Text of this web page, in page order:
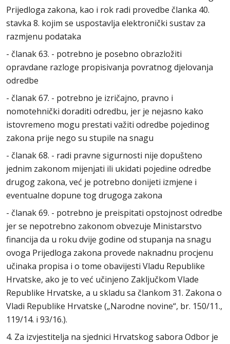
Prijedloga zakona, kao i rok radi provedbe članka 40.
stavka 8. kojim se uspostavlja elektronički sustav za
razmjenu podataka
- članak 63. - potrebno je posebno obrazložiti
opravdane razloge propisivanja povratnog djelovanja
odredbe
- članak 67. - potrebno je izričajno, pravno i
nomotehnički doraditi odredbu, jer je nejasno kako
istovremeno mogu prestati važiti odredbe pojedinog
zakona prije nego su stupile na snagu
- članak 68. - radi pravne sigurnosti nije dopušteno
jednim zakonom mijenjati ili ukidati pojedine odredbe
drugog zakona, već je potrebno donijeti izmjene i
eventualne dopune tog drugoga zakona
- članak 69. - potrebno je preispitati opstojnost odredbe
jer se nepotrebno zakonom obvezuje Ministarstvo
financija da u roku dvije godine od stupanja na snagu
ovoga Prijedloga zakona provede naknadnu procjenu
učinaka propisa i o tome obavijesti Vladu Republike
Hrvatske, ako je to već učinjeno Zaključkom Vlade
Republike Hrvatske, a u skladu sa člankom 31. Zakona o
Vladi Republike Hrvatske („Narodne novine“, br. 150/11.,
119/14. i 93/16.).
4. Za izvjestitelja na sjednici Hrvatskog sabora Odbor je